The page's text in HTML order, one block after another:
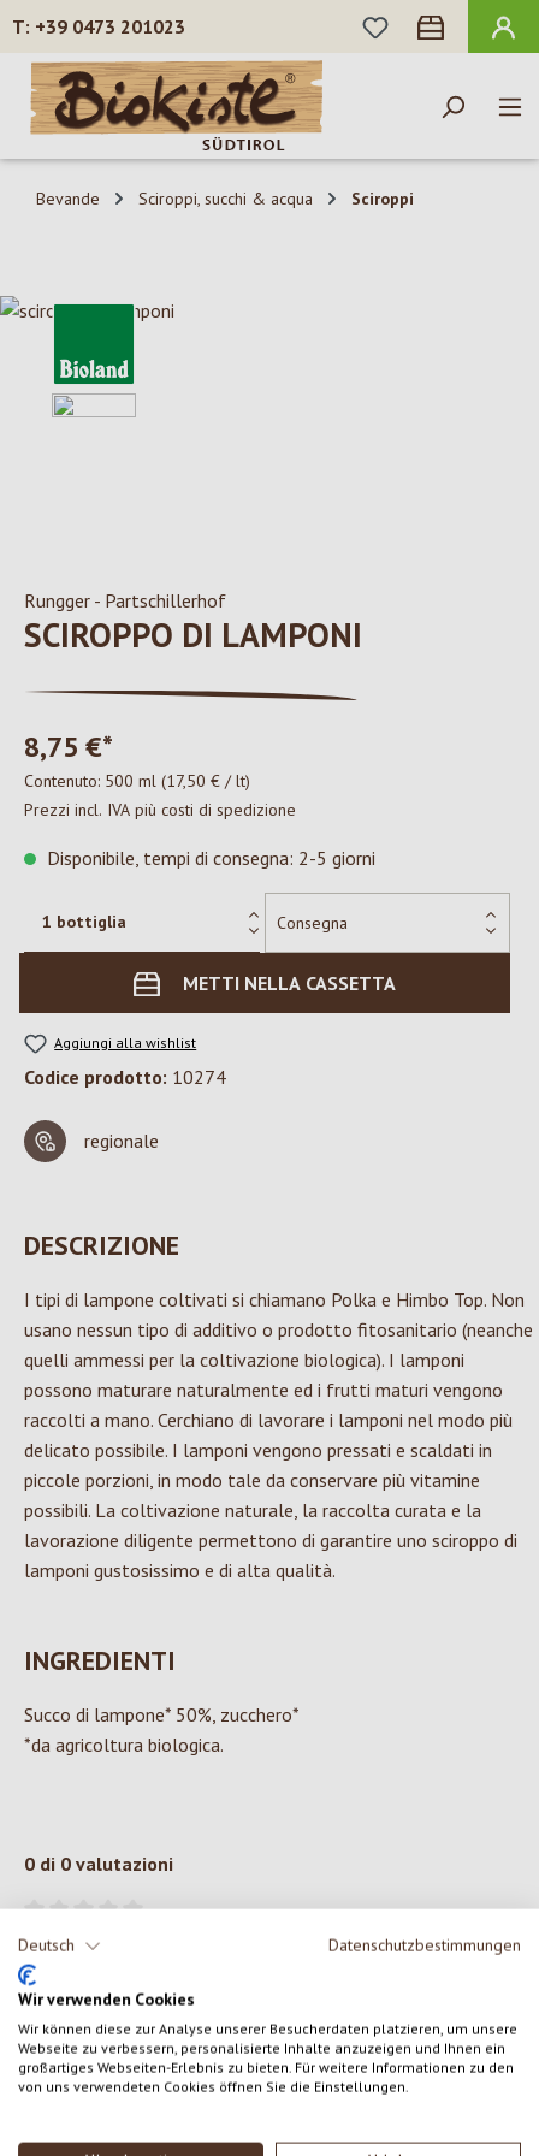
Deutsch Datenschutzbestimmungen
Wir verwenden Cookies
Wir können diese zur Analyse unserer Besucherdaten platzieren, um unsere
Webseite zu verbessern, personalisierte Inhalte anzuzeigen und Ihnen ein
großartiges Webseiten-Erlebnis zu bieten. Für weitere Informationen zu den
von uns verwendeten Cookies öffnen Sie die Einstellungen.
Passa al contenuto principale
+39 0473 201023
HAI 0 ARTICOLI
Bevande Sciroppi, succhi & acqua Sciroppi
Salta la galleria di immagini
Rungger - Partschillerhof
SCIROPPO DI LAMPONI
8,75 €*
Contenuto: 500 ml (17,50 € / lt)
Prezzi incl. IVA più costi di spedizione
Disponibile, tempi di consegna: 2-5 giorni
METTI NELLA CASSETTA
Aggiungi alla wishlist
Codice prodotto: 10274
regionale
DESCRIZIONE
I tipi di lampone coltivati si chiamano Polka e Himbo Top. Non
usano nessun tipo di additivo o prodotto fitosanitario (neanche
quelli ammessi per la coltivazione biologica). I lamponi
possono maturare naturalmente ed i frutti maturi vengono
raccolti a mano. Cerchiano di lavorare i lamponi nel modo più
delicato possibile. I lamponi vengono pressati e scaldati in
piccole porzioni, in modo tale da conservare più vitamine
possibili. La coltivazione naturale, la raccolta curata e la
lavorazione diligente permettono di garantire uno sciroppo di
lamponi gustosissimo e di alta qualità.
INGREDIENTI
Succo di lampone* 50%, zucchero*
*da agricoltura biologica.
0 di 0 valutazioni
Valutazione media di 0 su 5 stelle
Formula una valutazione!
Condividi le tue esperienze con il prodotto con altri clienti.
SCRIVERE UNA RECENSIONE